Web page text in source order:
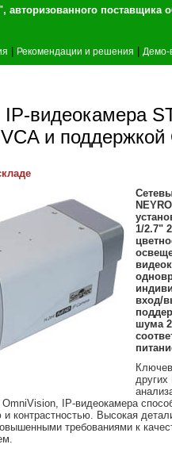
Рекомендации и решения Демо-
IP-видеокамера
и поддержкой
1/2.7"
вход/
шума
других
IP-видеокамера
и контрастностью. Высокая
требованиями к